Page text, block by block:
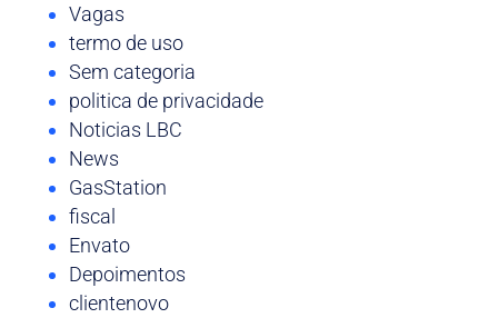
Vagas
termo de uso
Sem categoria
politica de privacidade
Noticias LBC
News
GasStation
fiscal
Envato
Depoimentos
clientenovo